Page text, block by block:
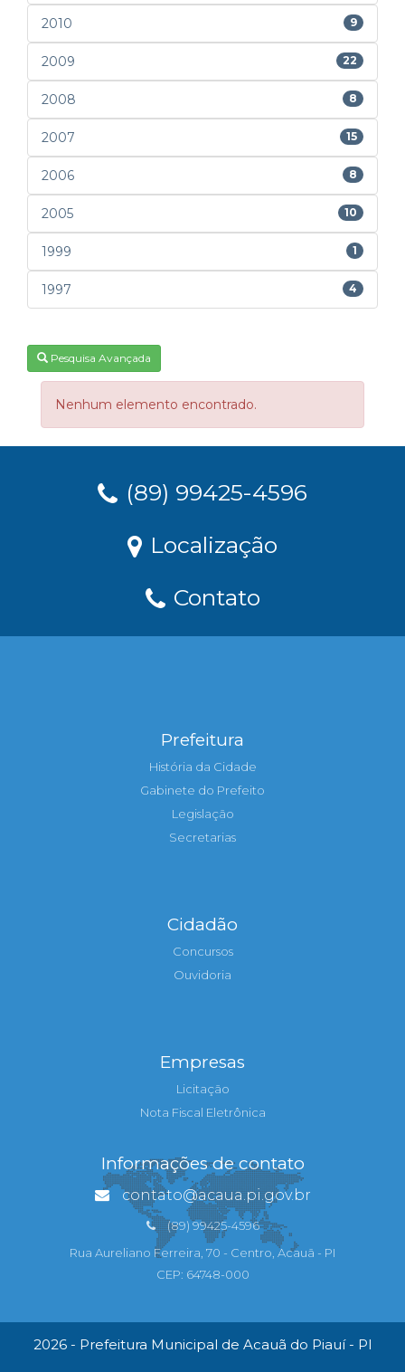
2010 9
2009 22
2008 8
2007 15
2006 8
2005 10
1999 1
1997 4
Pesquisa Avançada
Nenhum elemento encontrado.
(89) 99425-4596
Localização
Contato
Prefeitura
História da Cidade
Gabinete do Prefeito
Legislação
Secretarias
Cidadão
Concursos
Ouvidoria
Empresas
Licitação
Nota Fiscal Eletrônica
Informações de contato
contato@acaua.pi.gov.br
(89) 99425-4596
Rua Aureliano Ferreira, 70 - Centro, Acauã - PI
CEP: 64748-000
2026 - Prefeitura Municipal de Acauã do Piauí - PI